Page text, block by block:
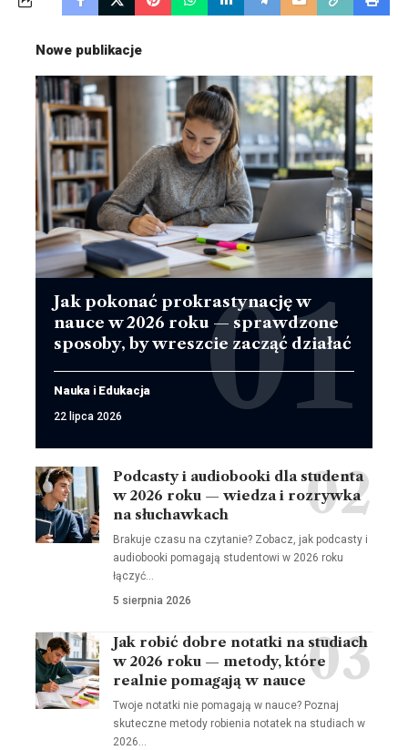
Nowe publikacje
Jak pokonać prokrastynację w
nauce w 2026 roku — sprawdzone
sposoby, by wreszcie zacząć działać
Nauka i Edukacja
22 lipca 2026
Podcasty i audiobooki dla studenta
w 2026 roku — wiedza i rozrywka
na słuchawkach
Brakuje czasu na czytanie? Zobacz, jak podcasty i
audiobooki pomagają studentowi w 2026 roku
łączyć…
5 sierpnia 2026
Jak robić dobre notatki na studiach
w 2026 roku — metody, które
realnie pomagają w nauce
Twoje notatki nie pomagają w nauce? Poznaj
skuteczne metody robienia notatek na studiach w
2026…